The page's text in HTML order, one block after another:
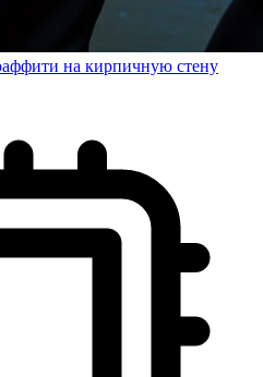
на кирпичную стену